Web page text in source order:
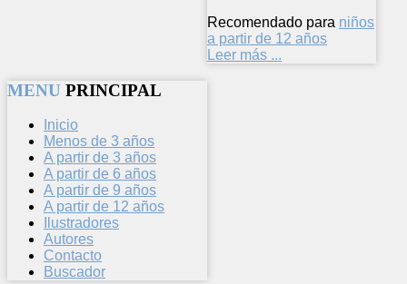
Recomendado para niños
a partir de 12 años
Leer más ...
MENU PRINCIPAL
Inicio
Menos de 3 años
A partir de 3 años
A partir de 6 años
A partir de 9 años
A partir de 12 años
Ilustradores
Autores
Contacto
Buscador